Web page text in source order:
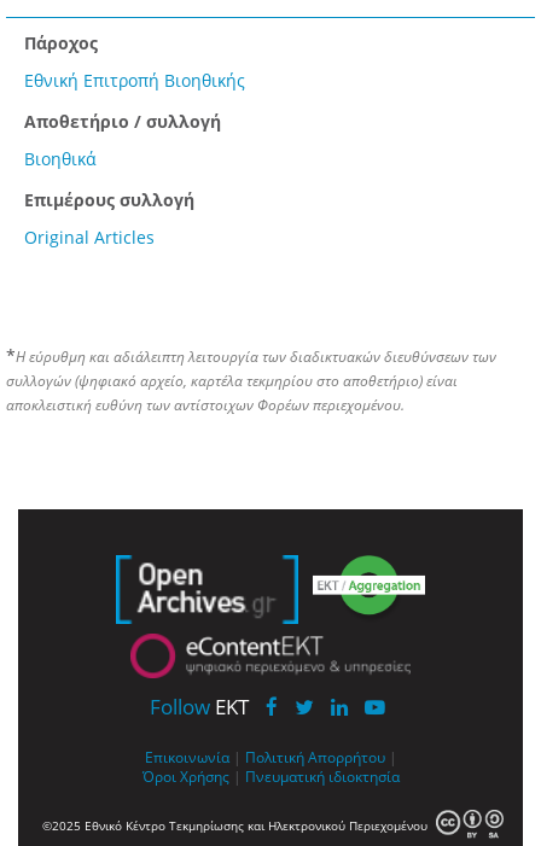
Πάροχος
Εθνική Επιτροπή Βιοηθικής
Αποθετήριο / συλλογή
Βιοηθικά
Επιμέρους συλλογή
Original Articles
*Η εύρυθμη και αδιάλειπτη λειτουργία των διαδικτυακών διευθύνσεων των
συλλογών (ψηφιακό αρχείο, καρτέλα τεκμηρίου στο αποθετήριο) είναι
αποκλειστική ευθύνη των αντίστοιχων Φορέων περιεχομένου.
Follow EKT
Επικοινωνία | Πολιτική Απορρήτου |
Όροι Χρήσης | Πνευματική ιδιοκτησία
©2025 Εθνικό Κέντρο Τεκμηρίωσης και Ηλεκτρονικού Περιεχομένου